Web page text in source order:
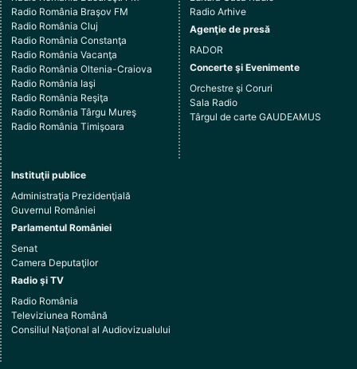
Radio România Braşov FM
Radio România Cluj
Radio România Constanţa
Radio România Vacanţa
Radio România Oltenia-Craiova
Radio România Iaşi
Radio România Reşiţa
Radio România Târgu Mureş
Radio România Timişoara
Radio Arhive
Agenţie de presă
RADOR
Concerte şi Evenimente
Orchestre şi Coruri
Sala Radio
Târgul de carte GAUDEAMUS
Instituţii publice
Administraţia Prezidenţială
Guvernul României
Parlamentul României
Senat
Camera Deputaţilor
Radio şi TV
Radio România
Televiziunea Română
Consiliul Naţional al Audiovizualului